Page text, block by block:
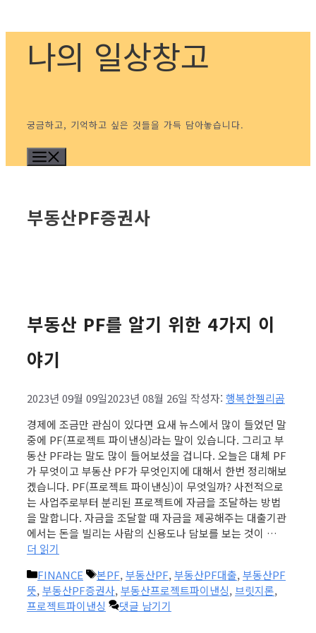
나의 일상창고
궁금하고, 기억하고 싶은 것들을 가득 담아놓습니다.
메뉴
부동산PF증권사
부동산 PF를 알기 위한 4가지 이
야기
2023년 09월 09일2023년 08월 26일 작성자: 행복한젤리곰
경제에 조금만 관심이 있다면 요새 뉴스에서 많이 들었던 말
중에 PF(프로젝트 파이낸싱)라는 말이 있습니다. 그리고 부
동산 PF라는 말도 많이 들어보셨을 겁니다. 오늘은 대체 PF
가 무엇이고 부동산 PF가 무엇인지에 대해서 한번 정리해보
겠습니다. PF(프로젝트 파이낸싱)이 무엇일까? 사전적으로
는 사업주로부터 분리된 프로젝트에 자금을 조달하는 방법
을 말합니다. 자금을 조달할 때 자금을 제공해주는 대출기관
에서는 돈을 빌리는 사람의 신용도나 담보를 보는 것이 …
더 읽기
카
테
고
FINANCE
태
그
본PF, 부동산PF, 부동산PF대출, 부동산PF
뜻, 부동산PF증권사, 부동산프로젝트파이낸싱, 브릿지론,
프로젝트파이낸싱
댓글 남기기